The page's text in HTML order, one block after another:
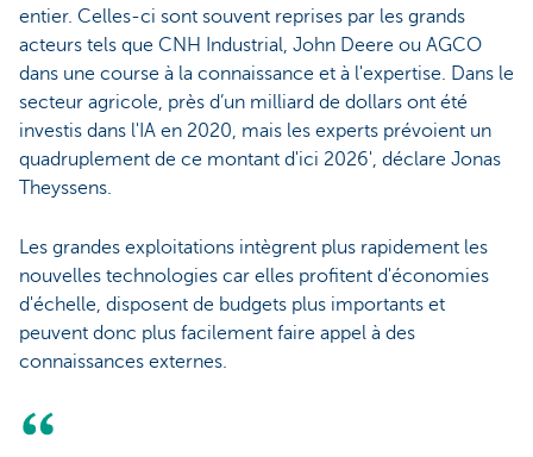
entier. Celles-ci sont souvent reprises par les grands
acteurs tels que CNH Industrial, John Deere ou AGCO
dans une course à la connaissance et à l'expertise. Dans le
secteur agricole, près d’un milliard de dollars ont été
investis dans l'IA en 2020, mais les experts prévoient un
quadruplement de ce montant d'ici 2026', déclare Jonas
Theyssens.
Les grandes exploitations intègrent plus rapidement les
nouvelles technologies car elles profitent d'économies
d'échelle, disposent de budgets plus importants et
peuvent donc plus facilement faire appel à des
connaissances externes.